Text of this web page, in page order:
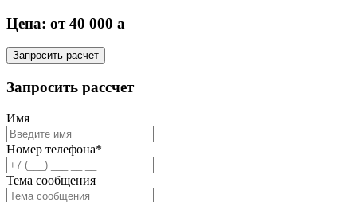
Цена: от 40 000 a
Запросить расчет
Запросить рассчет
Имя
Номер телефона*
Тема сообщения